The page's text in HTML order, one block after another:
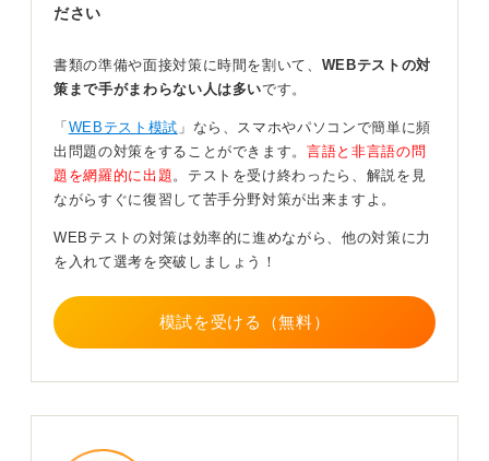
Webテストに関しても不正防止技術が向上しているので
たとえばWebカメラを用いた受験だと、受験者の目線が
不自然な方向に動いているのをAI（人工知能）が感知す
る機能があるのです。
Webカメラを使っていなくても、正答率が不自然に高
い、回答時間が長い（ネットで検索しながら回答すると
時間がかかる）、短い（他人と協力したりカンニングす
ると短くなる）などの理由で目を付けられることはあり
えます。
2022年にはWebテスト代行を依頼され不正に受験した人
が逮捕され、代行受験を依頼した大学生も書類送検され
ました。
このようなリスクを負ってまで不正受験をするかどうか
ださい
書類の準備や面接対策に時間を割いて、 WEBテストの対
策まで手がまわらない人は多いです。
「 WEBテスト模試 」なら、スマホやパソコンで簡単に頻
出問題の対策をすることができます。言語と非言語の問
題を網羅的に出題 。テストを受け終わったら、解説を見
ながらすぐに復習して苦手分野対策が出来ますよ。
WEBテストの対策は効率的に進めながら、他の対策に力
を入れて選考を突破しましょう！
模試を受ける（無料）